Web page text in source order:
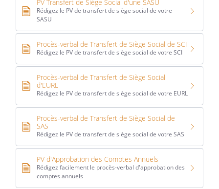
PV Transfert de Siège Social d'une SASU
Rédigez le PV de transfert de siège social de votre
SASU
Procès-verbal de Transfert de Siège Social de SCI
Rédigez le PV de transfert de siège social de votre SCI
Procès-verbal de Transfert de Siège Social
d'EURL
Rédigez le PV de transfert de siège social de votre EURL
Procès-verbal de Transfert de Siège Social de
SAS
Rédigez le PV de transfert de siège social de votre SAS
PV d'Approbation des Comptes Annuels
Rédigez facilement le procès-verbal d'approbation des
comptes annuels